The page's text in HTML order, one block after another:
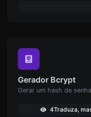
Gerador Bcrypt
4Traduza,